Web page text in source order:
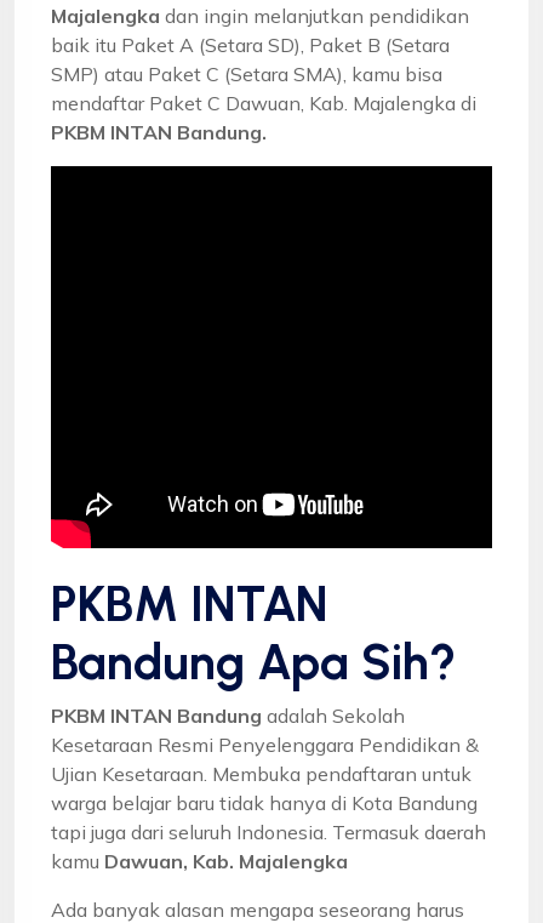
Majalengka dan ingin melanjutkan pendidikan
baik itu Paket A (Setara SD), Paket B (Setara
SMP) atau Paket C (Setara SMA), kamu bisa
mendaftar Paket C Dawuan, Kab. Majalengka di
PKBM INTAN Bandung.
PKBM INTAN
Bandung Apa Sih?
PKBM INTAN Bandung adalah Sekolah
Kesetaraan Resmi Penyelenggara Pendidikan &
Ujian Kesetaraan. Membuka pendaftaran untuk
warga belajar baru tidak hanya di Kota Bandung
tapi juga dari seluruh Indonesia. Termasuk daerah
kamu Dawuan, Kab. Majalengka
Ada banyak alasan mengapa seseorang harus